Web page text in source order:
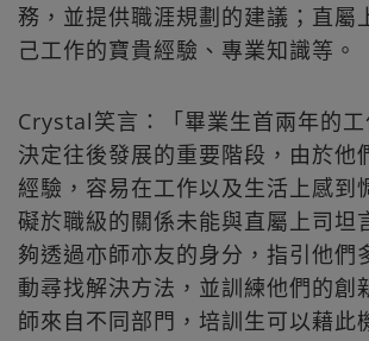
務，並提供職涯規劃的建議；直屬
己工作的寶貴經驗、專業知識等。
Crystal笑言：「畢業生首兩年的
決定往後發展的重要階段，由於他
經驗，容易在工作以及生活上感到
礙於職級的關係未能與直屬上司坦
夠透過亦師亦友的身分，指引他們
動尋找解決方法，並訓練他們的創
師來自不同部門，培訓生可以藉此